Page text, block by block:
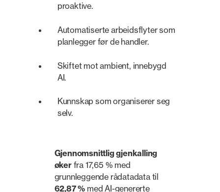
proaktive.
Automatiserte arbeidsflyter som
planlegger før de handler.
Skiftet mot ambient, innebygd
AI.
Kunnskap som organiserer seg
selv.
Gjennomsnittlig gjenkalling
økerfra 17,65 % med
grunnleggende rådatadata til
62,87 % med AI-genererte